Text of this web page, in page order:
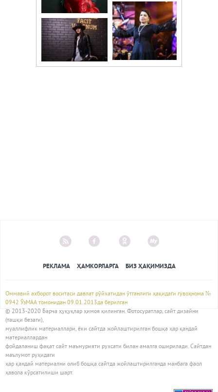
РЕКЛАМА ҲАМКОРЛАРГА БИЗ ҲАҚИМИЗДА
Оммавий ахборот воситаси давлат рўйхатидан ўтганлиги ҳақидаги гувоҳнома №
0942 ЎзМАА томонидан 09.01.2013да берилган
© 2013-2020 Барча ҳуқуқлар ҳимоя қилинган. Фотосуратлар, сайт дизайни
(ташқи безаги),
муаллифлик материаллари, ёки сайтда жойлаштирилган бошқа ҳар қандай
материаллардан
фойдаланиш фақат сайт маъмурияти рухсати билан амалга оширилади. Сайтдан
маълумот руҳидаги
ҳар қандай материални олиб бошқа сайтда жойлаштирилганда манбага фаол
ҳавола кўрсатилиши шарт.